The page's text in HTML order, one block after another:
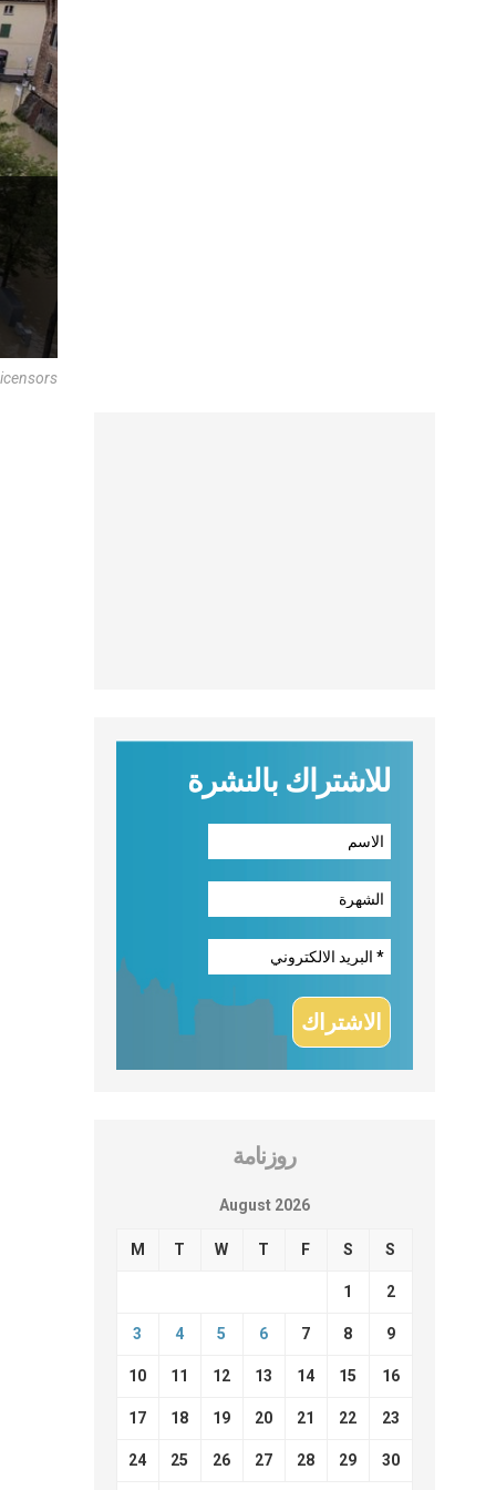
للاشتراك بالنشرة
روزنامة
August 2026
M T W T F S S
1 2
3 4 5 6 7 8 9
10 11 12 13 14 15 16
17 18 19 20 21 22 23
24 25 26 27 28 29 30